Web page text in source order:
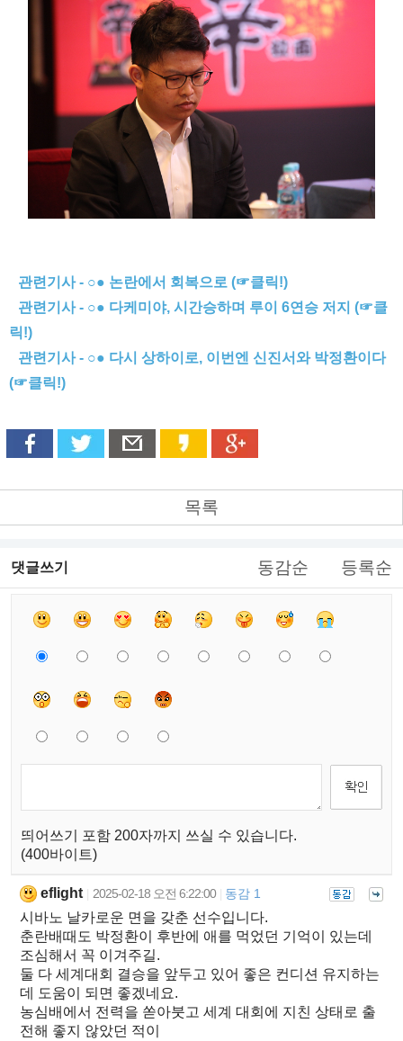
관련기사 - ○● 논란에서 회복으로 (☞클릭!)
관련기사 - ○● 다케미야, 시간승하며 루이 6연승 저지 (☞클
릭!)
관련기사 - ○● 다시 상하이로, 이번엔 신진서와 박정환이다
(☞클릭!)
목록
댓글쓰기 동감순 등록순
띄어쓰기 포함 200자까지 쓰실 수 있습니다.
(400바이트)
eflight 2025-02-18 오전 6:22:00 동감 1
시바노 날카로운 면을 갖춘 선수입니다.
춘란배때도 박정환이 후반에 애를 먹었던 기억이 있는데
조심해서 꼭 이겨주길.
둘 다 세계대회 결승을 앞두고 있어 좋은 컨디션 유지하는
데 도움이 되면 좋겠네요.
농심배에서 전력을 쏟아붓고 세계 대회에 지친 상태로 출
전해 좋지 않았던 적이